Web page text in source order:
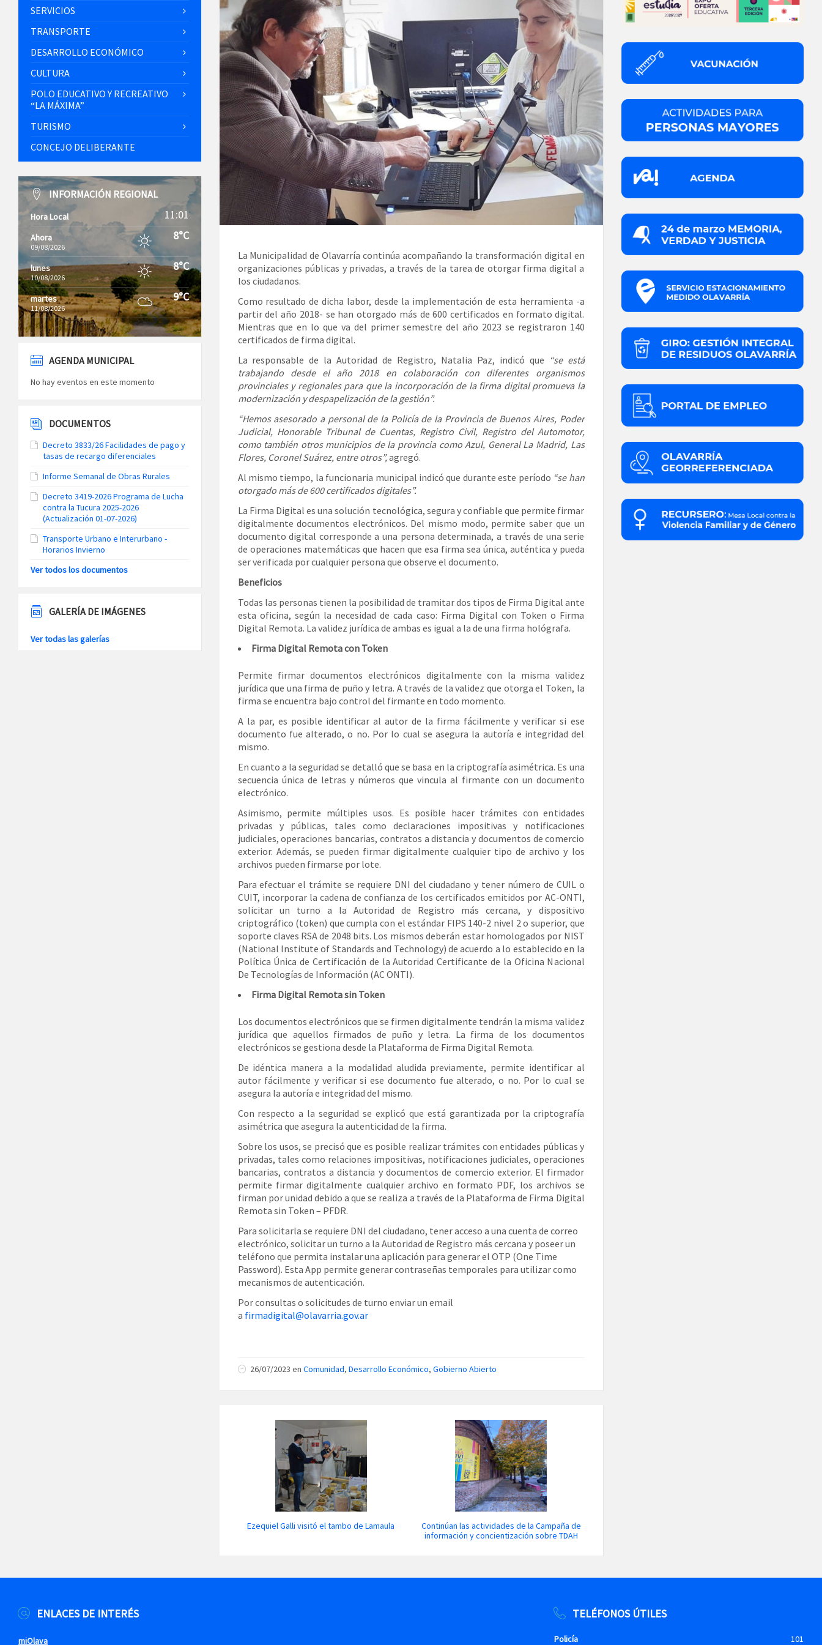
La Municipalidad de Olavarría continúa acompañando la transformación digital en
organizaciones públicas y privadas, a través de la tarea de otorgar firma digital a
los ciudadanos.
Como resultado de dicha labor, desde la implementación de esta herramienta -a
partir del año 2018- se han otorgado más de 600 certificados en formato digital.
Mientras que en lo que va del primer semestre del año 2023 se registraron 140
certificados de firma digital.
La responsable de la Autoridad de Registro, Natalia Paz, indicó que “se está
trabajando desde el año 2018 en colaboración con diferentes organismos
provinciales y regionales para que la incorporación de la firma digital promueva la
modernización y despapelización de la gestión”.
“Hemos asesorado a personal de la Policía de la Provincia de Buenos Aires, Poder
Judicial, Honorable Tribunal de Cuentas, Registro Civil, Registro del Automotor,
como también otros municipios de la provincia como Azul, General La Madrid, Las
Flores, Coronel Suárez, entre otros”,agregó.
Al mismo tiempo, la funcionaria municipal indicó que durante este período “se han
otorgado más de 600 certificados digitales”.
La Firma Digital es una solución tecnológica, segura y confiable que permite firmar
digitalmente documentos electrónicos. Del mismo modo, permite saber que un
documento digital corresponde a una persona determinada, a través de una serie
de operaciones matemáticas que hacen que esa firma sea única, auténtica y pueda
ser verificada por cualquier persona que observe el documento.
Beneficios
Todas las personas tienen la posibilidad de tramitar dos tipos de Firma Digital ante
esta oficina, según la necesidad de cada caso: Firma Digital con Token o Firma
Digital Remota. La validez jurídica de ambas es igual a la de una firma hológrafa.
Firma Digital Remota con Token
Permite firmar documentos electrónicos digitalmente con la misma validez
jurídica que una firma de puño y letra. A través de la validez que otorga el Token, la
firma se encuentra bajo control del firmante en todo momento.
A la par, es posible identificar al autor de la firma fácilmente y verificar si ese
documento fue alterado, o no. Por lo cual se asegura la autoría e integridad del
mismo.
En cuanto a la seguridad se detalló que se basa en la criptografía asimétrica. Es una
secuencia única de letras y números que vincula al firmante con un documento
electrónico.
Asimismo, permite múltiples usos. Es posible hacer trámites con entidades
privadas y públicas, tales como declaraciones impositivas y notificaciones
judiciales, operaciones bancarias, contratos a distancia y documentos de comercio
exterior. Además, se pueden firmar digitalmente cualquier tipo de archivo y los
archivos pueden firmarse por lote.
Para efectuar el trámite se requiere DNI del ciudadano y tener número de CUIL o
CUIT, incorporar la cadena de confianza de los certificados emitidos por AC-ONTI,
solicitar un turno a la Autoridad de Registro más cercana, y dispositivo
criptográfico (token) que cumpla con el estándar FIPS 140-2 nivel 2 o superior, que
soporte claves RSA de 2048 bits. Los mismos deberán estar homologados por NIST
(National Institute of Standards and Technology) de acuerdo a lo establecido en la
Política Única de Certificación de la Autoridad Certificante de la Oficina Nacional
De Tecnologías de Información (AC ONTI).
Firma Digital Remota sin Token
Los documentos electrónicos que se firmen digitalmente tendrán la misma validez
jurídica que aquellos firmados de puño y letra. La firma de los documentos
electrónicos se gestiona desde la Plataforma de Firma Digital Remota.
De idéntica manera a la modalidad aludida previamente, permite identificar al
autor fácilmente y verificar si ese documento fue alterado, o no. Por lo cual se
asegura la autoría e integridad del mismo.
Con respecto a la seguridad se explicó que está garantizada por la criptografía
asimétrica que asegura la autenticidad de la firma.
Sobre los usos, se precisó que es posible realizar trámites con entidades públicas y
privadas, tales como relaciones impositivas, notificaciones judiciales, operaciones
bancarias, contratos a distancia y documentos de comercio exterior. El firmador
permite firmar digitalmente cualquier archivo en formato PDF, los archivos se
firman por unidad debido a que se realiza a través de la Plataforma de Firma Digital
Remota sin Token – PFDR.
Para solicitarla se requiere DNI del ciudadano, tener acceso a una cuenta de correo
electrónico, solicitar un turno a la Autoridad de Registro más cercana y poseer un
teléfono que permita instalar una aplicación para generar el OTP (One Time
Password). Esta App permite generar contraseñas temporales para utilizar como
mecanismos de autenticación.
Por consultas o solicitudes de turno enviar un email
a firmadigital@olavarria.gov.ar
26/07/2023 en Comunidad, Desarrollo Económico, Gobierno Abierto
Ezequiel Galli visitó el tambo de Lamaula
Continúan las actividades de la Campaña de
información y concientización sobre TDAH
SERVICIOS
TRANSPORTE
DESARROLLO ECONÓMICO
CULTURA
POLO EDUCATIVO Y RECREATIVO
“LA MÁXIMA”
TURISMO
CONCEJO DELIBERANTE
INFORMACIÓN REGIONAL
Hora Local 11:01
Ahora
09/08/2026
8°C
lunes
10/08/2026
8°C
martes
11/08/2026
9°C
AGENDA MUNICIPAL
No hay eventos en este momento
DOCUMENTOS
Decreto 3833/26 Facilidades de pago y
tasas de recargo diferenciales
Informe Semanal de Obras Rurales
Decreto 3419-2026 Programa de Lucha
contra la Tucura 2025-2026
(Actualización 01-07-2026)
Transporte Urbano e Interurbano -
Horarios Invierno
Ver todos los documentos
GALERÍA DE IMÁGENES
Ver todas las galerías
ENLACES DE INTERÉS
miOlava
TELÉFONOS ÚTILES
Policía 101